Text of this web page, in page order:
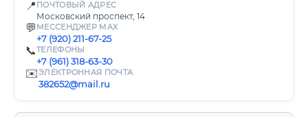
📍 ПОЧТОВЫЙ АДРЕС
Московский проспект, 14
💬 МЕССЕНДЖЕР MAX
+7 (920) 211-67-25
📞ТЕЛЕФОНЫ
+7 (961) 318-63-30
✉️ЭЛЕКТРОННАЯ ПОЧТА
382652@mail.ru